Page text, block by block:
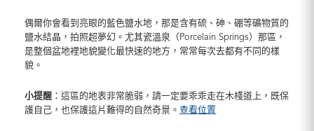
偶爾你會看到亮眼的藍色鹽水地，那是含有硫、砷、硼等礦物質的
鹽水結晶，拍照超夢幻。尤其瓷溫泉（Porcelain Springs）那區，
是整個盆地裡地貌變化最快速的地方，常常每次去都有不同的樣
貌。
小提醒 ：這區的地表非常脆弱，請一定要乖乖走在木棧道上，既保
護自己，也保護這片難得的自然奇景。 查看位置